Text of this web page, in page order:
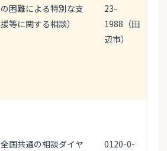
の困難による特別な支
援等に関する相談）
23-
1988（田
辺市）
全国共通の相談ダイヤ
0120-0-